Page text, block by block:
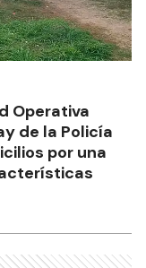
Operativa
de la Policía
por una